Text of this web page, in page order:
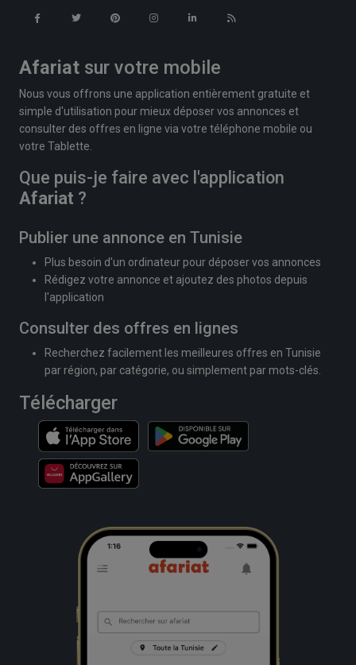
Afariat sur votre mobile
Nous vous offrons une application entièrement gratuite et
simple d'utilisation pour mieux déposer vos annonces et
consulter des offres en ligne via votre téléphone mobile ou
votre Tablette.
Que puis-je faire avec l'application
Afariat ?
Publier une annonce en Tunisie
Plus besoin d'un ordinateur pour déposer vos annonces
Rédigez votre annonce et ajoutez des photos depuis
l'application
Consulter des offres en lignes
Recherchez facilement les meilleures offres en Tunisie
par région, par catégorie, ou simplement par mots-clés.
Télécharger